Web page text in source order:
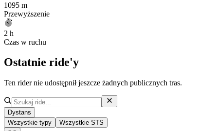
1095 m
Przewyższenie
2 h
Czas w ruchu
Ostatnie ride'y
Ten rider nie udostępnił jeszcze żadnych publicznych tras.
Dystans
Wszystkie typy
Wszystkie STS